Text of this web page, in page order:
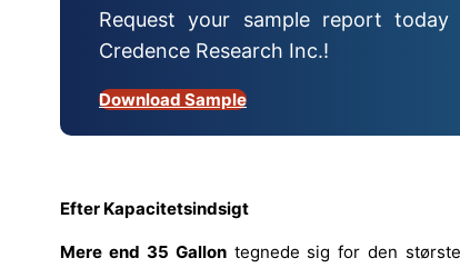
Request your sample report
Credence Research Inc.!
Download Sample
Efter Kapacitetsindsigt
Mere end 35 Gallontegnede sig for den